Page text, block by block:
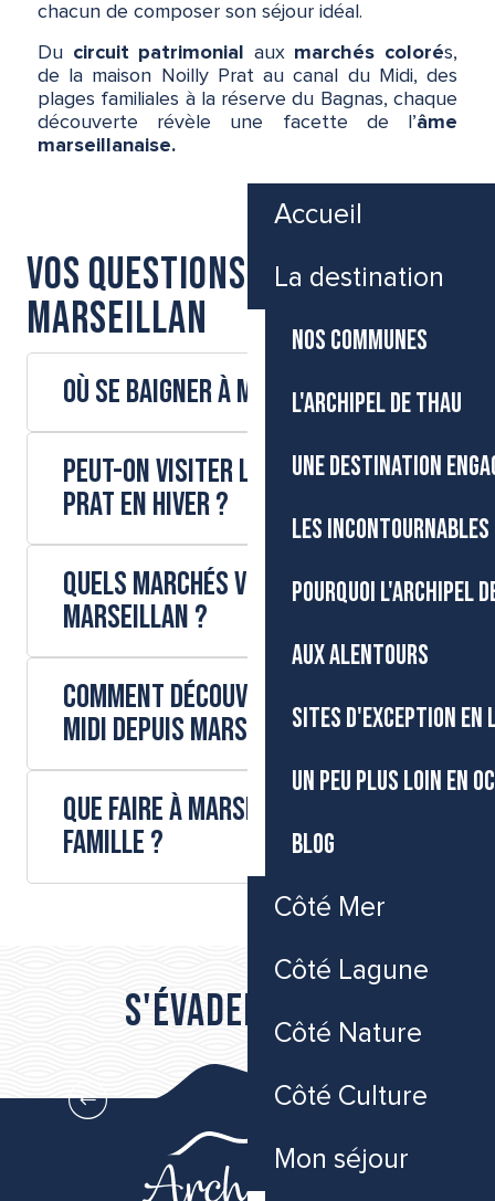
Accueil
La destination
NOS COMMUNES
L'ARCHIPEL DE THAU
UNE DESTINATION
LES
POURQUOI L'ARCHIPEL
AUX ALENTOURS
SITES D'EXCEPTION EN
UN PEU PLUS LOIN EN
BLOG
Côté Mer
Côté Lagune
Côté Nature
Côté Culture
Mon séjour
chacun de composer son séjour idéal.
Du circuit patrimonial aux marchés colorés,
de la maison Noilly Prat au canal du Midi, des
plages familiales à la réserve du Bagnas, chaque
découverte révèle une facette de l’âme
marseillanaise.
Vos questions sur
Marseillan
Où se baigner à Marseillan ?
Peut-on visiter la maison Noilly
Prat en hiver ?
Quels marchés visiter à
Marseillan ?
Comment découvrir le canal du
Midi depuis Marseillan ?
Que faire à Marseillan en
famille ?
S'évader vers...
Côté Mer